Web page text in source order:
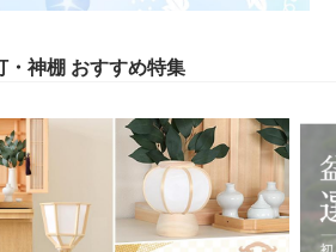
・神棚 おすすめ特集